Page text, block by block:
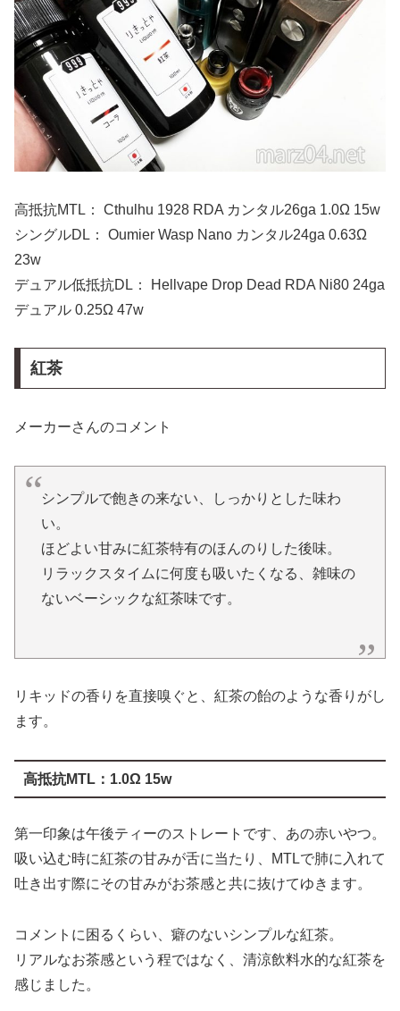
高抵抗MTL： Cthulhu 1928 RDA カンタル26ga 1.0Ω 15w
シングルDL： Oumier Wasp Nano カンタル24ga 0.63Ω
23w
デュアル低抵抗DL： Hellvape Drop Dead RDA Ni80 24ga
デュアル 0.25Ω 47w
紅茶
メーカーさんのコメント
シンプルで飽きの来ない、しっかりとした味わ
い。
ほどよい甘みに紅茶特有のほんのりした後味。
リラックスタイムに何度も吸いたくなる、雑味の
ないベーシックな紅茶味です。
リキッドの香りを直接嗅ぐと、紅茶の飴のような香りがし
ます。
高抵抗MTL：1.0Ω 15w
第一印象は午後ティーのストレートです、あの赤いやつ。
吸い込む時に紅茶の甘みが舌に当たり、MTLで肺に入れて
吐き出す際にその甘みがお茶感と共に抜けてゆきます。
コメントに困るくらい、癖のないシンプルな紅茶。
リアルなお茶感という程ではなく、清涼飲料水的な紅茶を
感じました。